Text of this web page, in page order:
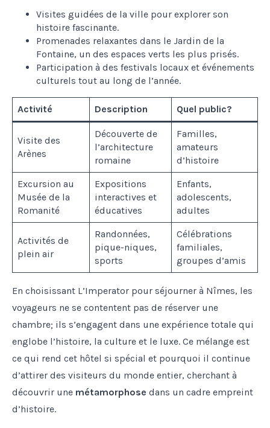
Visites guidées de la ville pour explorer son
histoire fascinante.
Promenades relaxantes dans le Jardin de la
Fontaine, un des espaces verts les plus prisés.
Participation à des festivals locaux et événements
culturels tout au long de l’année.
Activité Description Quel public?
Visite des
Arènes
Découverte de
l’architecture
romaine
Familles,
amateurs
d’histoire
Excursion au
Musée de la
Romanité
Expositions
interactives et
éducatives
Enfants,
adolescents,
adultes
Activités de
plein air
Randonnées,
pique-niques,
sports
Célébrations
familiales,
groupes d’amis
En choisissant L’Imperator pour séjourner à Nîmes, les
voyageurs ne se contentent pas de réserver une
chambre; ils s’engagent dans une expérience totale qui
englobe l’histoire, la culture et le luxe. Ce mélange est
ce qui rend cet hôtel si spécial et pourquoi il continue
d’attirer des visiteurs du monde entier, cherchant à
découvrir une métamorphose dans un cadre empreint
d’histoire.